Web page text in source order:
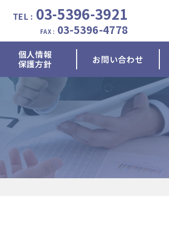
TEL : 03-5396-3921
FAX : 03-5396-4778
個人情報
保護方針 お問い合わせ